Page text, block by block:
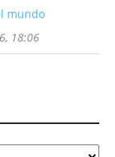
mundo
18:06